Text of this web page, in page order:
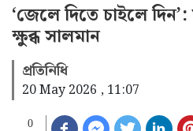
‘জেলে দিতে চাইলে
ক্ষুব্ধ সালমান
প্রতিনিধি
20 May 2026 , 11:07
0